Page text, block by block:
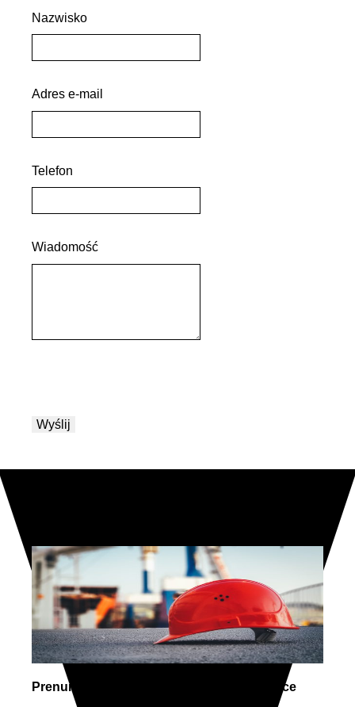
Nazwisko
Adres e-mail
Telefon
Wiadomość
Prenumerata – Bezpieczeństwo w Logistyce